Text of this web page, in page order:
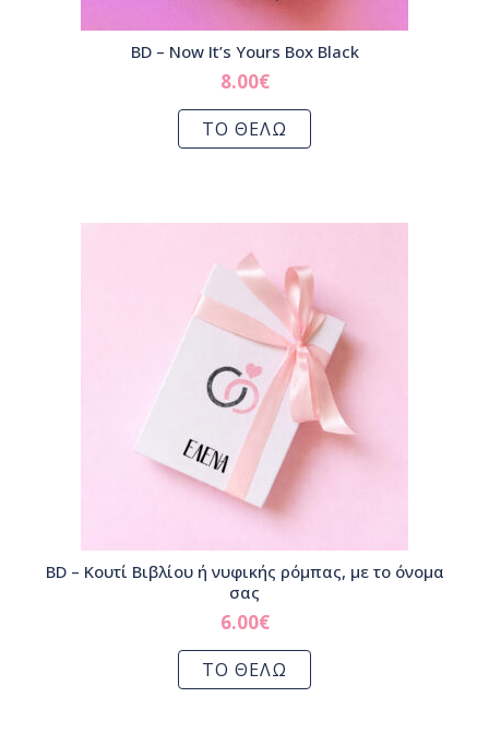
BD – Now It’s Yours Box Black
8.00€
ΤΟ ΘΕΛΩ
BD – Κουτί Βιβλίου ή νυφικής ρόμπας, με το όνομα
σας
6.00€
ΤΟ ΘΕΛΩ